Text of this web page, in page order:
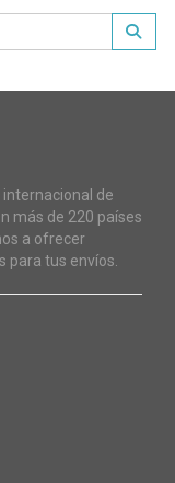
internacional de
más de 220 países
a ofrecer
para tus envíos.